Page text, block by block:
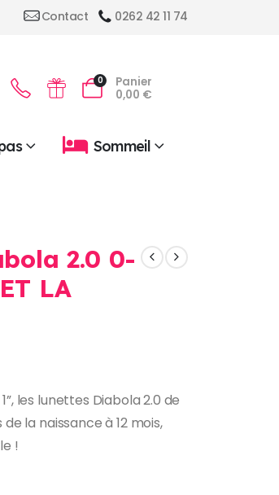
Contact 0262 42 11 74
0
Panier
0,00 €
Sommeil
2.0 0-
LA
les lunettes Diabola 2.0 de
la naissance à 12 mois,
!